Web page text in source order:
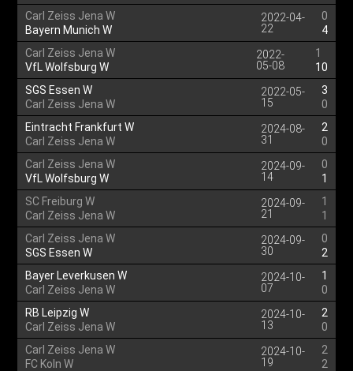
Carl Zeiss Jena W
Bayern Munich W
2022-04-
22
0
4
Carl Zeiss Jena W
VfL Wolfsburg W
2022-
05-08
1
10
SGS Essen W
Carl Zeiss Jena W
2022-05-
15
3
0
Eintracht Frankfurt W
Carl Zeiss Jena W
2024-08-
31
2
0
Carl Zeiss Jena W
VfL Wolfsburg W
2024-09-
14
0
1
SC Freiburg W
Carl Zeiss Jena W
2024-09-
21
1
1
Carl Zeiss Jena W
SGS Essen W
2024-09-
30
0
2
Bayer Leverkusen W
Carl Zeiss Jena W
2024-10-
07
1
0
RB Leipzig W
Carl Zeiss Jena W
2024-10-
13
2
0
Carl Zeiss Jena W
FC Koln W
2024-10-
19
2
2